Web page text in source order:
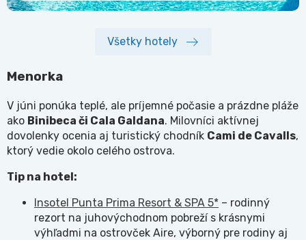
Všetky hotely
Menorka
V júni ponúka teplé, ale príjemné počasie a prázdne pláže
ako Binibeca či Cala Galdana. Milovníci aktívnej
dovolenky ocenia aj turistický chodník Cami de Cavalls,
ktorý vedie okolo celého ostrova.
Tip na hotel:
Insotel Punta Prima Resort & SPA 5* – rodinný
rezort na juhovýchodnom pobreží s krásnymi
výhľadmi na ostrovček Aire, výborný pre rodiny aj